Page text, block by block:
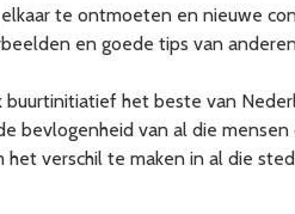
te ontmoeten en nieuwe
en goede tips van
het beste van
bevlogenheid van al die
verschil te maken in al die